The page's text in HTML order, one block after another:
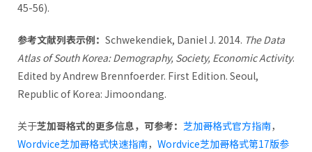
45-56).
参考文献列表示例： Schwekendiek, Daniel J. 2014. The Data
Atlas of South Korea: Demography, Society, Economic Activity.
Edited by Andrew Brennfoerder. First Edition. Seoul,
Republic of Korea: Jimoondang.
关于芝加哥格式的更多信息，可参考： 芝加哥格式官方指南，
Wordvice芝加哥格式快速指南， Wordvice芝加哥格式第17版参